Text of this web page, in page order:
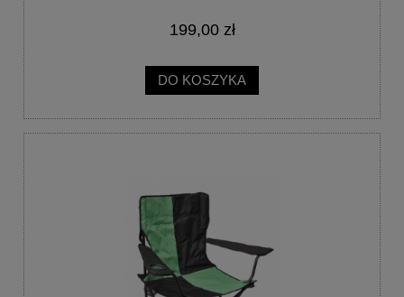
199,00 zł
DO KOSZYKA